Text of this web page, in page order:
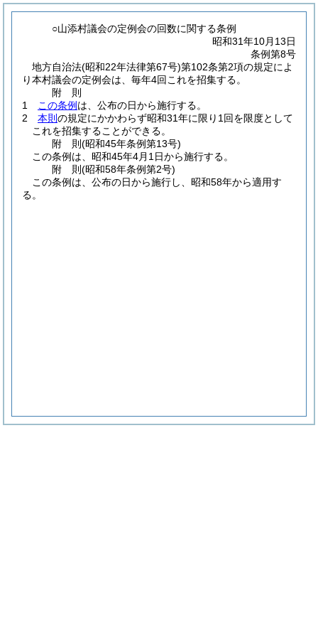
○山添村議会の定例会の回数に関する条例
昭和31年10月13日
条例第8号
地方自治法(昭和22年法律第67号)第102条第2項の規定によ
り本村議会の定例会は、毎年4回これを招集する。
附 則
1
この条例 は、公布の日から施行する。
2
本則 の規定にかかわらず昭和31年に限り1回を限度として
これを招集することができる。
附 則(昭和45年条例第13号)
この条例は、昭和45年4月1日から施行する。
附 則(昭和58年条例第2号)
この条例は、公布の日から施行し、昭和58年から適用す
る。